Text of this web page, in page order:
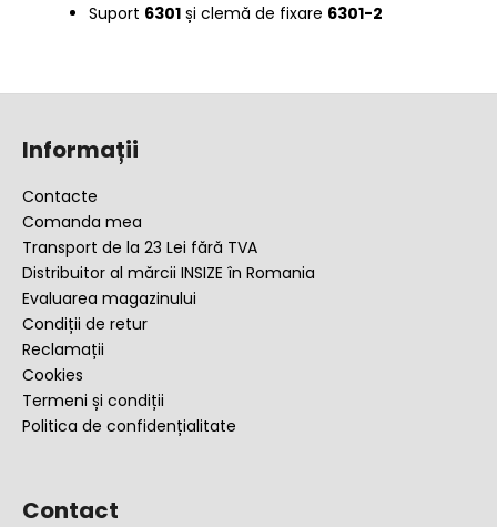
Suport 6301 și clemă de fixare 6301-2
Informații
Contacte
Comanda mea
Transport de la 23 Lei fără TVA
Distribuitor al mărcii INSIZE în Romania
Evaluarea magazinului
Condiții de retur
Reclamații
Cookies
Termeni și condiții
Politica de confidențialitate
Contact